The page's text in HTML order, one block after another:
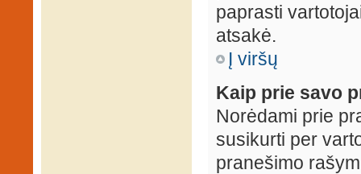
paprasti
atsakė.
Į viršų
Kaip prie savo
Norėdami prie
susikurti per
pranešimo